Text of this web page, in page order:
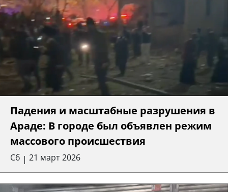
Падения и масштабные разрушения в
Араде: В городе был объявлен режим
массового происшествия
Сб | 21 март 2026